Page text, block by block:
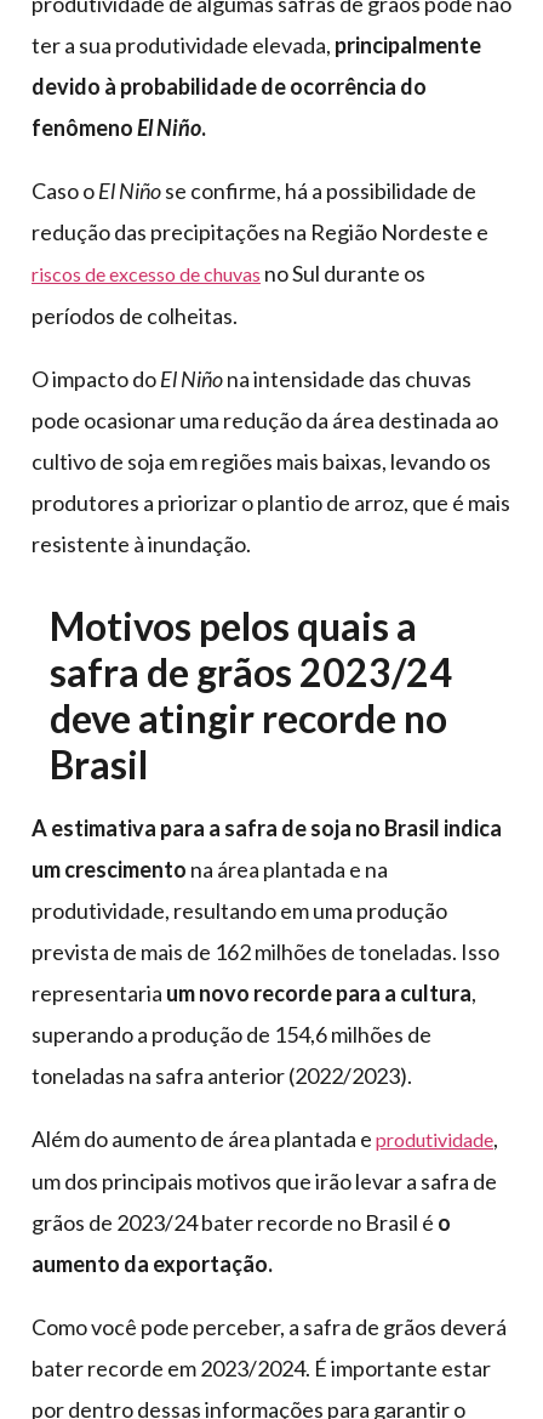
ter a sua produtividade elevada, principalmente
devido à probabilidade de ocorrência do
fenômenoEl Niño.
Caso oEl Niñose confirme, há a possibilidade de
redução das precipitações na Região Nordeste e
riscos de excesso de chuvas no Sul durante os
períodos de colheitas.
O impacto doEl Niñona intensidade das chuvas
pode ocasionar uma redução da área destinada ao
cultivo de soja em regiões mais baixas, levando os
produtores a priorizar o plantio de arroz, que é mais
resistente à inundação.
Motivos pelos quais a
safra de grãos 2023/24
deve atingir recorde no
Brasil
A estimativa para a safra de soja no Brasil indica
um crescimento na área plantada e na
produtividade, resultando em uma produção
prevista de mais de 162 milhões de toneladas. Isso
representaria um novo recorde para a cultura,
superando a produção de 154,6 milhões de
toneladas na safra anterior (2022/2023).
Além do aumento de área plantada e produtividade,
um dos principais motivos que irão levar a safra de
grãos de 2023/24 bater recorde no Brasil é o
aumento da exportação.
Como você pode perceber, a safra de grãos deverá
bater recorde em 2023/2024. É importante estar
por dentro dessas informações para garantir o